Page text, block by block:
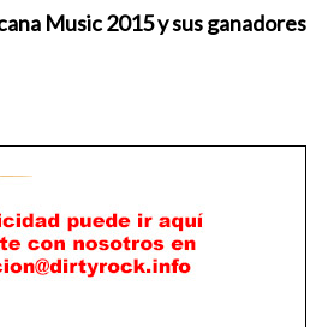
Music 2015 y sus ganadores